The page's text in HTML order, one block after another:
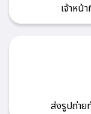
เจ้าหน้
ส่งรูปถ่าย